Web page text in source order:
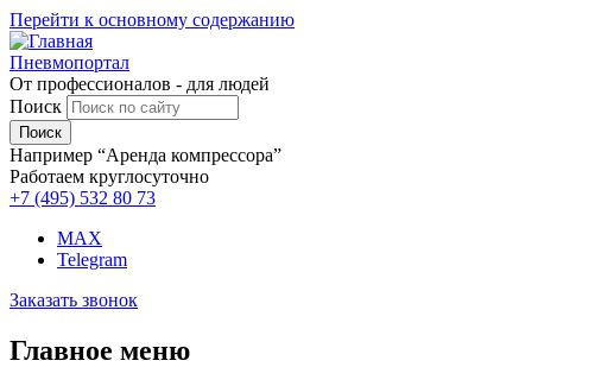
Перейти к основному содержанию
Пневмопортал
От профессионалов - для людей
Поиск
Например “Аренда компрессора”
Работаем круглосуточно
+7 (495) 532 80 73
MAX
Telegram
Заказать звонок
Главное меню